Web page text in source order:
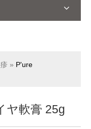
» P'ure
ヤ軟膏 25g